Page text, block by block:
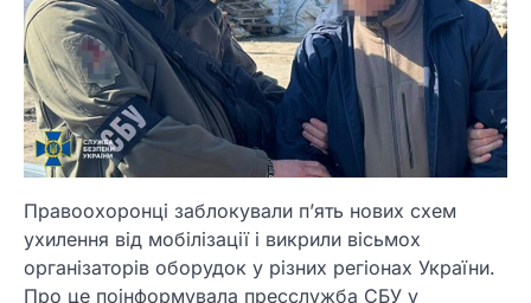
Правоохоронці заблокували п’ять нових схем
ухилення від мобілізації і викрили вісьмох
організаторів оборудок у різних регіонах України.
Про це поінформувала пресслужба СБУ у